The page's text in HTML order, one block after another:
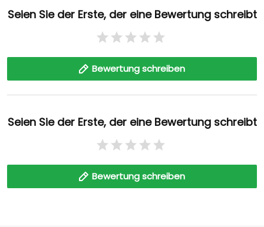
Seien Sie der Erste, der eine Bewertung schreibt
Bewertung schreiben
Seien Sie der Erste, der eine Bewertung schreibt
Bewertung schreiben